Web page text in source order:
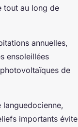
tout au long de
annuelles,
ensoleillées
de
importants évite